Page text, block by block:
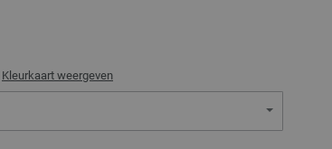
Kleurkaart weergeven